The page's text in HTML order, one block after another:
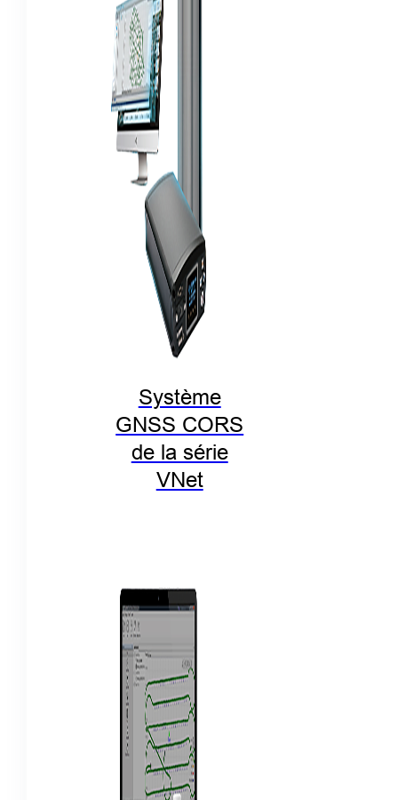
Système
GNSS CORS
de la série
VNet